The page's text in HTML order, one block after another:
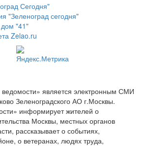
Сегодня"
"Зеленоград сегодня"
дом "41"
Zelao.ru
ведомости» является электронным СМИ
Зеленоградского АО г.Москвы.
информирует жителей о
Москвы, местных органов
рассказывает о событиях,
о ветеранах, людях труда,